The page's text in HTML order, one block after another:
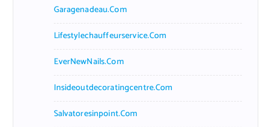
Garagenadeau.com
Lifestylechauffeurservice.com
EverNewNails.com
Insideoutdecoratingcentre.com
Salvatoresinpoint.com